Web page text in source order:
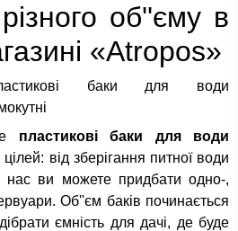
об''єму в
«Atropos»
пластикові баки для води
цілей: від зберігання питної води
нас ви можете придбати одно-,
Об''єм баків починається
ємність для дачі, де буде